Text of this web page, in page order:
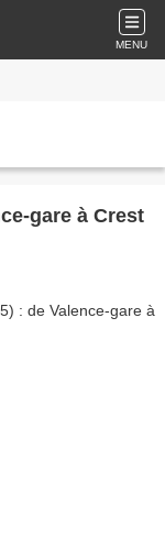
MENU
gare à Crest